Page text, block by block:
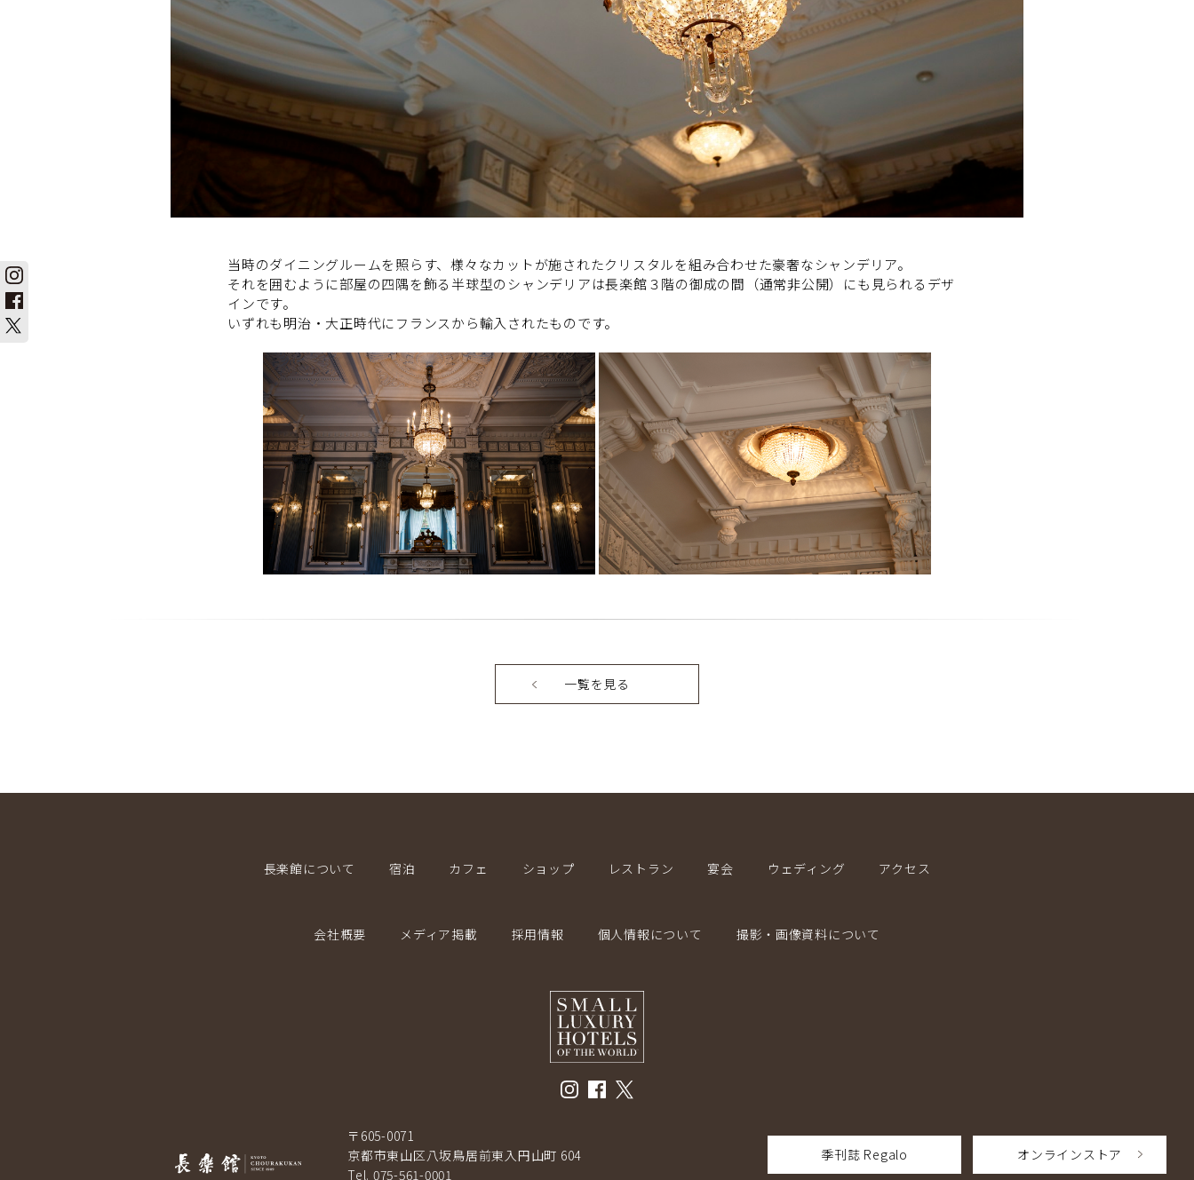
当時のダイニングルームを照らす、様々なカットが施されたクリスタルを組み合わせた豪奢なシャンデリア。
それを囲むように部屋の四隅を飾る半球型のシャンデリアは長楽館３階の御成の間（通常非公開）にも見られるデザ
インです。
いずれも明治・大正時代にフランスから輸入されたものです。
一覧を見る
長楽館について 宿泊 カフェ ショップ レストラン 宴会 ウェディング アクセス
会社概要 メディア掲載 採用情報 個人情報について 撮影・画像資料について
〒605-0071
京都市東山区八坂鳥居前東入円山町 604
Tel. 075-561-0001
季刊誌 Regalo オンラインストア